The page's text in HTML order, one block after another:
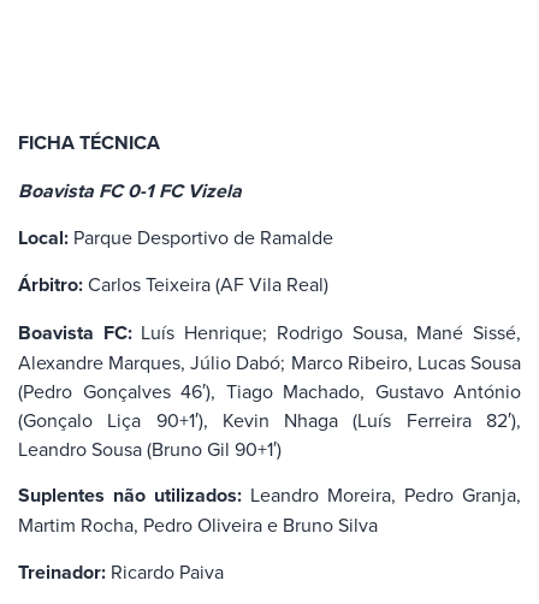
FICHA TÉCNICA
Boavista FC 0-1 FC Vizela
Local: Parque Desportivo de Ramalde
Árbitro:Carlos Teixeira (AF Vila Real)
Boavista FC:Luís Henrique; Rodrigo Sousa, Mané Sissé,
Alexandre Marques, Júlio Dabó; Marco Ribeiro, Lucas Sousa
(Pedro Gonçalves 46′), Tiago Machado, Gustavo António
(Gonçalo Liça 90+1′), Kevin Nhaga (Luís Ferreira 82′),
Leandro Sousa (Bruno Gil 90+1′)
Suplentes não utilizados: Leandro Moreira, Pedro Granja,
Martim Rocha, Pedro Oliveira e Bruno Silva
Treinador: Ricardo Paiva